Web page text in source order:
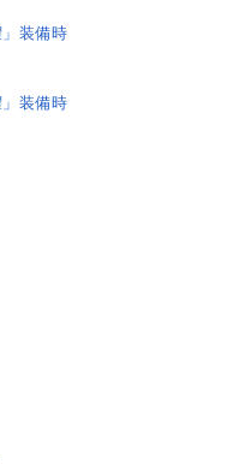
装備時
装備時